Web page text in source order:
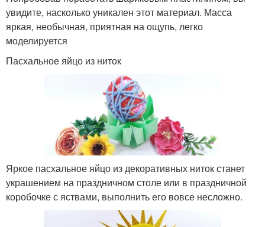
увидите, насколько уникален этот материал. Масса
яркая, необычная, приятная на ощупь, легко
моделируется
Пасхальное яйцо из ниток
Яркое пасхальное яйцо из декоративных ниток станет
украшением на праздничном столе или в праздничной
коробочке с яствами, выполнить его вовсе несложно.